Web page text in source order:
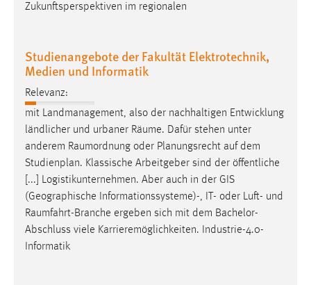
Zukunftsperspektiven im regionalen
Studienangebote der Fakultät Elektrotechnik,
Medien und Informatik
Relevanz:
mit Landmanagement, also der nachhaltigen Entwicklung
ländlicher und urbaner Räume. Dafür stehen unter
anderem Raumordnung oder Planungsrecht auf dem
Studienplan. Klassische Arbeitgeber sind der öffentliche
[...] Logistikunternehmen. Aber auch in der GIS
(Geographische Informationssysteme)-, IT- oder Luft- und
Raumfahrt-Branche ergeben sich mit dem Bachelor-
Abschluss viele Karrieremöglichkeiten. Industrie-4.0-
Informatik